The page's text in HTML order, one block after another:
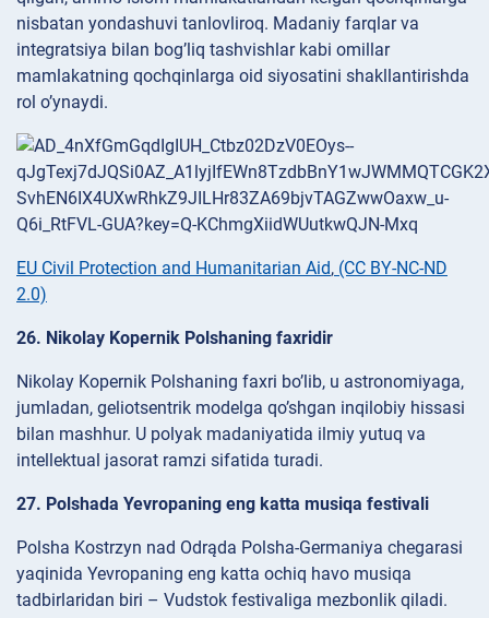
nisbatan yondashuvi tanlovliroq. Madaniy farqlar va
integratsiya bilan bog’liq tashvishlar kabi omillar
mamlakatning qochqinlarga oid siyosatini shakllantirishda
rol o’ynaydi.
EU Civil Protection and Humanitarian Aid, (CC BY-NC-ND
2.0)
26. Nikolay Kopernik Polshaning faxridir
Nikolay Kopernik Polshaning faxri bo’lib, u astronomiyaga,
jumladan, geliotsentrik modelga qo’shgan inqilobiy hissasi
bilan mashhur. U polyak madaniyatida ilmiy yutuq va
intellektual jasorat ramzi sifatida turadi.
27. Polshada Yevropaning eng katta musiqa festivali
Polsha Kostrzyn nad Odrąda Polsha-Germaniya chegarasi
yaqinida Yevropaning eng katta ochiq havo musiqa
tadbirlaridan biri – Vudstok festivaliga mezbonlik qiladi.